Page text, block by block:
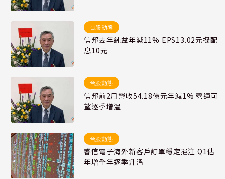
台股動態
信邦去年純益年減11% EPS13.02元擬配
息10元
台股動態
信邦前2月營收54.18億元年減1% 營運可
望逐季增溫
台股動態
睿信電子海外新客戶訂單穩定挹注 Q1估
年增全年逐季升溫